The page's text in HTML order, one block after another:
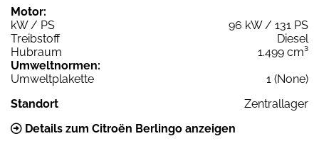
Motor:
kW / PS
96 kW / 131 PS
Treibstoff
Diesel
Hubraum
1.499 cm³
Umweltnormen:
Umweltplakette
1 (None)
Standort
Zentrallager
Details zum Citroën Berlingo anzeigen